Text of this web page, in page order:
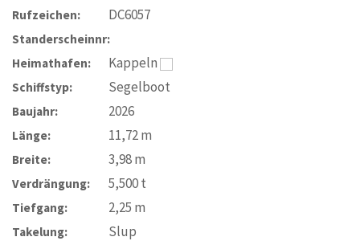
Rufzeichen: DC6057
Standerscheinnr:
Heimathafen:
Kappeln
Schiffstyp: Segelboot
Baujahr: 2026
Länge: 11,72m
Breite: 3,98m
Verdrängung: 5,500t
Tiefgang: 2,25 m
Takelung:
Slup